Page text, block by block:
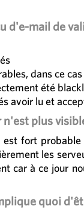
d'e-mail de
dans ce
été
avoir lu et
plus
fort
les
car à ce jour
quoi